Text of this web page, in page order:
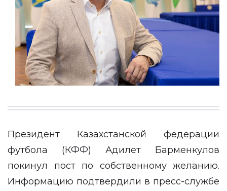
Президент Казахстанской федерации
футбола (КФФ) Адилет Барменкулов
покинул пост по собственному желанию.
Информацию подтвердили в пресс-службе